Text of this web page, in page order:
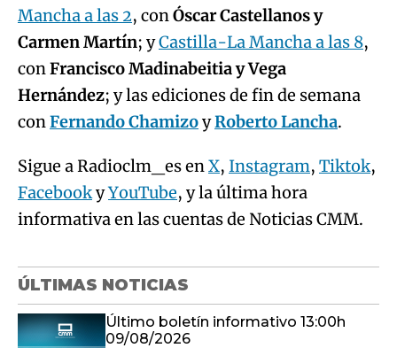
Mancha a las 2, conÓscar Castellanos y
Carmen Martín; yCastilla-La Mancha a las 8,
conFrancisco Madinabeitia y Vega
Hernández; y las ediciones de fin de semana
conFernando ChamizoyRoberto Lancha.
Sigue a Radioclm_es enX, Instagram, Tiktok,
FacebookyYouTube, y la última hora
informativa en las cuentas de Noticias CMM.
ÚLTIMAS NOTICIAS
Último boletín informativo 13:00h
09/08/2026